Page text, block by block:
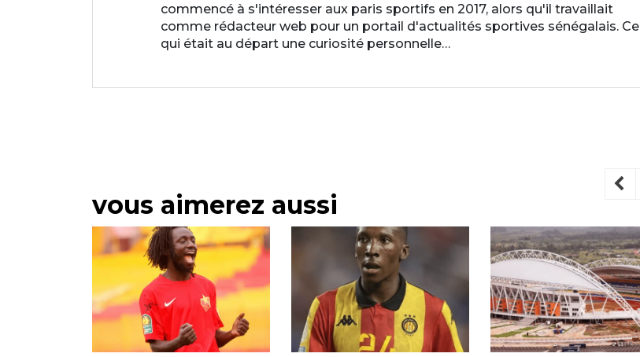
commencé à s'intéresser aux paris sportifs en 2017, alors qu'il travaillait
comme rédacteur web pour un portail d'actualités sportives sénégalais. Ce
qui était au départ une curiosité personnelle…
vous aimerez aussi